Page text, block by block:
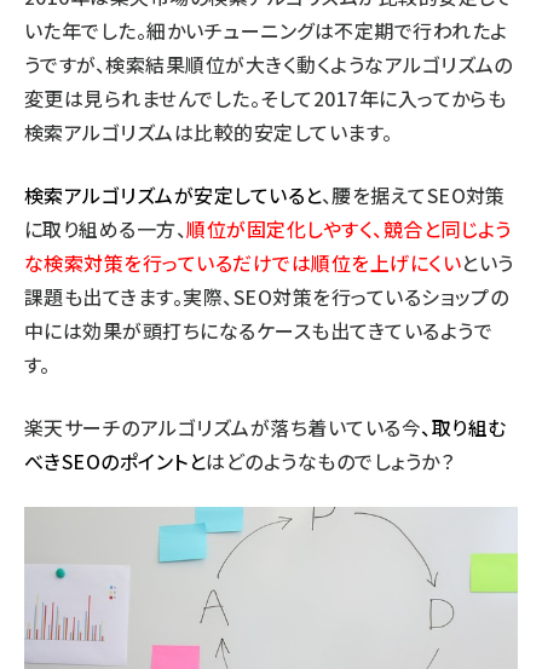
いた年でした。細かいチューニングは不定期で行われたよ
うですが、検索結果順位が大きく動くようなアルゴリズムの
変更は見られませんでした。そして2017年に入ってからも
検索アルゴリズムは比較的安定しています。
検索アルゴリズムが安定していると、腰を据えてSEO対策
に取り組める一方、順位が固定化しやすく、競合と同じよう
な検索対策を行っているだけでは順位を上げにくいという
課題も出てきます。実際、SEO対策を行っているショップの
中には効果が頭打ちになるケースも出てきているようで
す。
楽天サーチのアルゴリズムが落ち着いている今、取り組む
べきSEOのポイントとはどのようなものでしょうか？